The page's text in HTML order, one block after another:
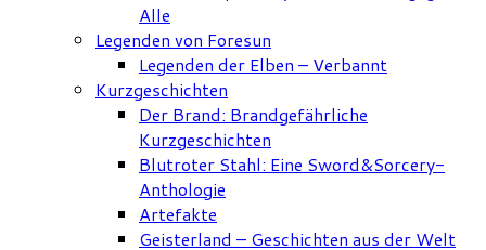
Alle
Legenden von Foresun
Legenden der Elben – Verbannt
Kurzgeschichten
Der Brand: Brandgefährliche
Kurzgeschichten
Blutroter Stahl: Eine Sword&Sorcery-
Anthologie
Artefakte
Geisterland – Geschichten aus der Welt